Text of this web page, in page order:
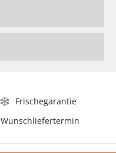
Frischegarantie
Wunschliefertermin